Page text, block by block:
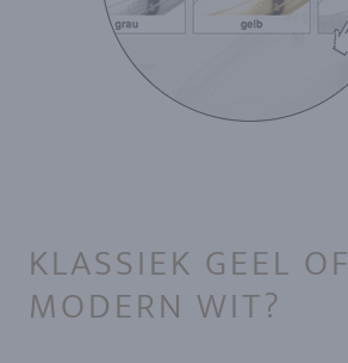
KLASSIEK GEEL OF
MODERN WIT?